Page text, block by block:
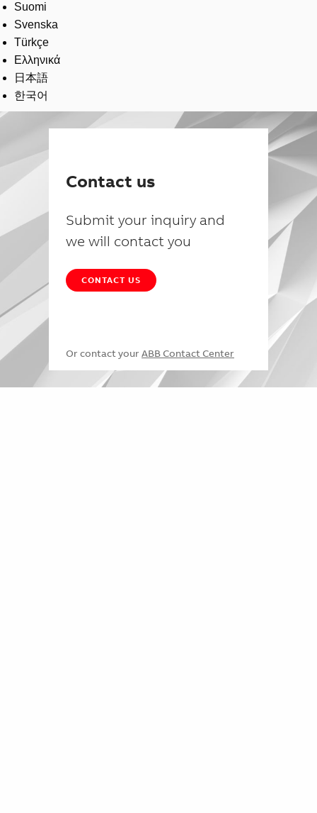
Suomi
Svenska
Türkçe
Ελληνικά
日本語
한국어
Contact us
Submit your inquiry and
we will contact you
CONTACT US
Or contact your ABB Contact Center